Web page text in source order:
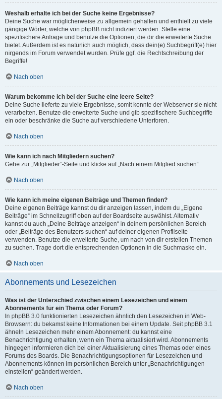
Weshalb erhalte ich bei der Suche keine Ergebnisse?
Deine Suche war möglicherweise zu allgemein gehalten und enthielt zu viele
gängige Wörter, welche von phpBB nicht indiziert werden. Stelle eine
spezifischere Anfrage und benutze die Optionen, die dir die erweiterte Suche
bietet. Außerdem ist es natürlich auch möglich, dass dein(e) Suchbegriff(e) hier
nirgends im Forum verwendet wurden. Prüfe ggf. die Rechtschreibung der
Begriffe!
Nach oben
Warum bekomme ich bei der Suche eine leere Seite?
Deine Suche lieferte zu viele Ergebnisse, somit konnte der Webserver sie nicht
verarbeiten. Benutze die erweiterte Suche und gib spezifischere Suchbegriffe
ein oder beschränke die Suche auf verschiedene Unterforen.
Nach oben
Wie kann ich nach Mitgliedern suchen?
Gehe zur „Mitglieder“-Seite und klicke auf „Nach einem Mitglied suchen“.
Nach oben
Wie kann ich meine eigenen Beiträge und Themen finden?
Deine eigenen Beiträge kannst du dir anzeigen lassen, indem du „Eigene
Beiträge“ im Schnellzugriff oben auf der Boardseite auswählst. Alternativ
kannst du auch „Deine Beiträge anzeigen“ in deinem persönlichen Bereich
oder „Beiträge des Benutzers suchen“ auf deiner eigenen Profilseite
verwenden. Benutze die erweiterte Suche, um nach von dir erstellen Themen
zu suchen. Trage dort die entsprechenden Optionen in die Suchmaske ein.
Nach oben
Abonnements und Lesezeichen
Was ist der Unterschied zwischen einem Lesezeichen und einem
Abonnements für ein Thema oder Forum?
In phpBB 3.0 funktionierten Lesezeichen ähnlich den Lesezeichen in Web-
Browsern: du bekamst keine Informationen bei einem Update. Seit phpBB 3.1
ähneln Lesezeichen mehr einem Abonnement: du kannst eine
Benachrichtigung erhalten, wenn ein Thema aktualisiert wird. Abonnements
hingegen informieren dich bei einer Aktualisierung eines Themas oder eines
Forums des Boards. Die Benachrichtigungsoptionen für Lesezeichen und
Abonnements können im persönlichen Bereich unter „Benachrichtigungen
einstellen“ geändert werden.
Nach oben